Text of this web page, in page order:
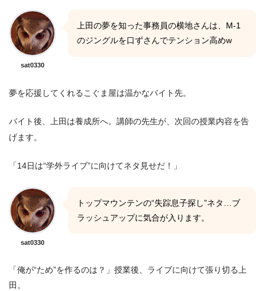
sat0330
上田の夢を知った事務員の横地さんは、M-1
のジングルを口ずさんでテンション高めw
夢を応援してくれるこぐま屋は温かなバイト先。
バイト後、上田は養成所へ。講師の先生が、次回の授業内容を告
げます。
「14日は“学外ライブ”に向けてネタ見せだ！」
sat0330
トップマウンテンの“失踪息子探し”ネタ…ブ
ラッシュアップに気合が入ります。
「俺が“ため”を作るのは？」授業後、ライブに向けて張り切る上
田。